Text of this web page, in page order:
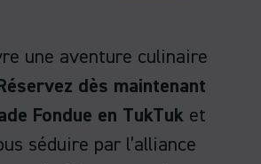
une aventure culinaire
Réservez dès maintenant
Fondue en TukTuk et
séduire par l’alliance